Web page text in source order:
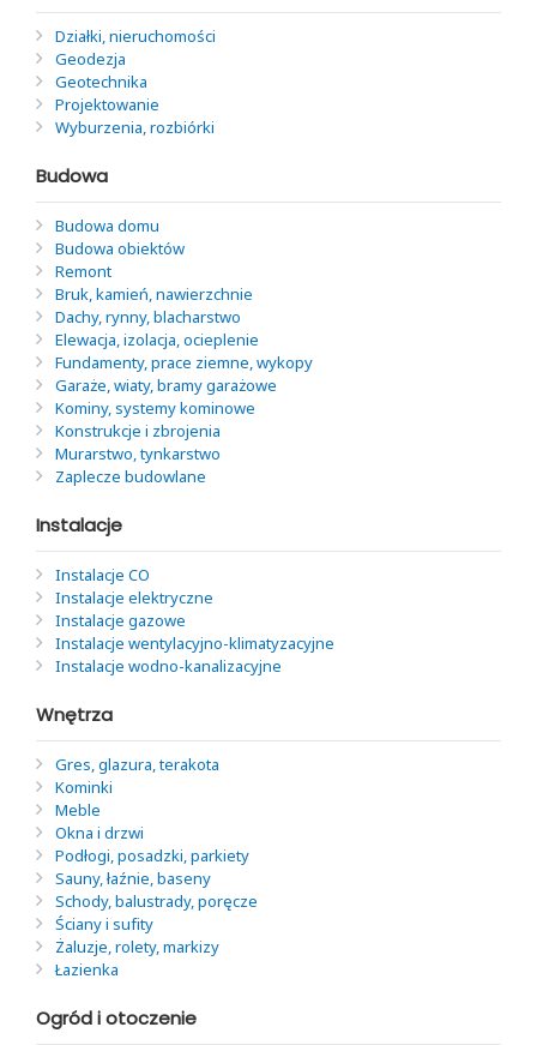
Działki, nieruchomości
Geodezja
Geotechnika
Projektowanie
Wyburzenia, rozbiórki
Budowa
Budowa domu
Budowa obiektów
Remont
Bruk, kamień, nawierzchnie
Dachy, rynny, blacharstwo
Elewacja, izolacja, ocieplenie
Fundamenty, prace ziemne, wykopy
Garaże, wiaty, bramy garażowe
Kominy, systemy kominowe
Konstrukcje i zbrojenia
Murarstwo, tynkarstwo
Zaplecze budowlane
Instalacje
Instalacje CO
Instalacje elektryczne
Instalacje gazowe
Instalacje wentylacyjno-klimatyzacyjne
Instalacje wodno-kanalizacyjne
Wnętrza
Gres, glazura, terakota
Kominki
Meble
Okna i drzwi
Podłogi, posadzki, parkiety
Sauny, łaźnie, baseny
Schody, balustrady, poręcze
Ściany i sufity
Żaluzje, rolety, markizy
Łazienka
Ogród i otoczenie